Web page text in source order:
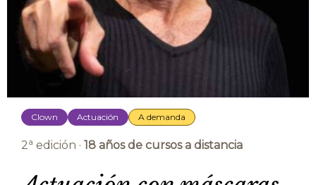
Clown Actuación A demanda
2 a edición · 18 años de cursos a distancia